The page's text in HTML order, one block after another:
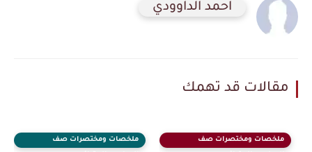
احمد الداوودي
مقالات قد تهمك
ملخصات ومختصرات صف
ملخصات ومختصرات صف